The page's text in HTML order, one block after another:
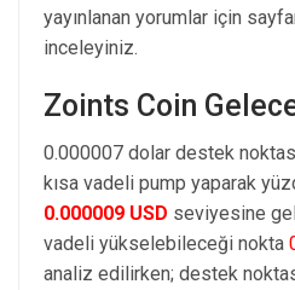
yayınlanan yorumlar için
inceleyiniz.
Zoints Coin
0.000007 dolar destek
kısa vadeli pump yaparak
0.000009 USD seviyesine
vadeli yükselebileceği nokta
analiz edilirken; destek